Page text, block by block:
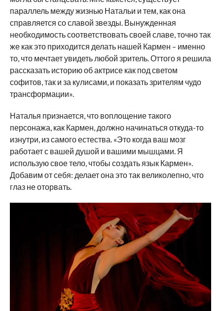
параллель между жизнью Натальи и тем, как она
справляется со славой звезды. Вынужденная
необходимость соответствовать своей славе, точно так
же как это приходится делать нашей Кармен – именно
то, что мечтает увидеть любой зритель. Оттого я решила
рассказать историю об актрисе как под светом
софитов, так и за кулисами, и показать зрителям чудо
трансформации».
Наталья признается, что воплощение такого
персонажа, как Кармен, должно начинаться откуда-то
изнутри, из самого естества. «Это когда ваш мозг
работает с вашей душой и вашими мышцами. Я
использую свое тело, чтобы создать язык Кармен».
Добавим от себя: делает она это так великолепно, что
глаз не оторвать.